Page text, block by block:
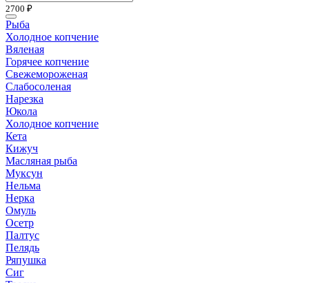
2700 ₽
Рыба
Холодное копчение
Вяленая
Горячее копчение
Свежемороженая
Слабосоленая
Нарезка
Юкола
Холодное копчение
Кета
Кижуч
Масляная рыба
Муксун
Нельма
Нерка
Омуль
Осетр
Палтус
Пелядь
Ряпушка
Сиг